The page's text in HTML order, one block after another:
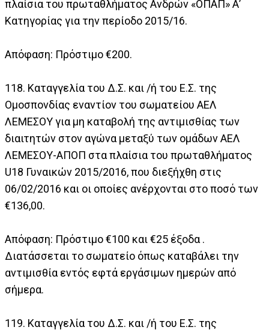
πλαίσια του πρωταθλήματος Ανδρών «ΟΠΑΠ» Α’
Κατηγορίας για την περίοδο 2015/16.
Απόφαση: Πρόστιμο €200.
118. Καταγγελία του Δ.Σ. και /ή του Ε.Σ. της
Ομοσπονδίας εναντίον του σωματείου ΑΕΛ
ΛΕΜΕΣΟΥ για μη καταβολή της αντιμισθίας των
διαιτητών στον αγώνα μεταξύ των ομάδων ΑΕΛ
ΛΕΜΕΣΟΥ-ΑΠΟΠ στα πλαίσια του πρωταθλήματος
U18 Γυναικών 2015/2016, που διεξήχθη στις
06/02/2016 και οι οποίες ανέρχονται στο ποσό των
€136,00.
Απόφαση: Πρόστιμο €100 και €25 έξοδα .
Διατάσσεται το σωματείο όπως καταβάλει την
αντιμισθία εντός εφτά εργάσιμων ημερών από
σήμερα.
119. Καταγγελία του Δ.Σ. και /ή του Ε.Σ. της